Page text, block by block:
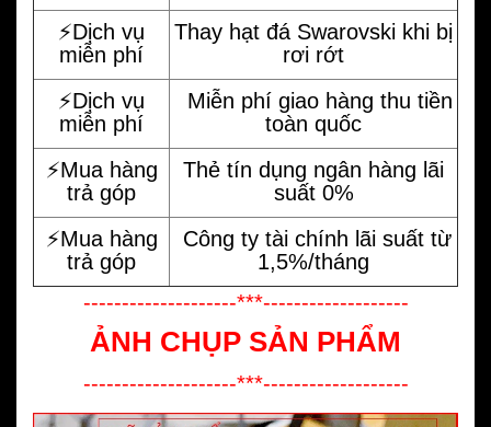
⚡️Dịch vụ
miễn phí
Thay hạt đá Swarovski khi bị
rơi rớt
⚡️Dịch vụ
miễn phí
Miễn phí giao hàng thu tiền
toàn quốc
⚡️Mua hàng
trả góp
Thẻ tín dụng ngân hàng lãi
suất 0%
⚡️Mua hàng
trả góp
Công ty tài chính lãi suất từ
1,5%/tháng
--------------------***-------------------
ẢNH CHỤP SẢN PHẨM
--------------------***-------------------